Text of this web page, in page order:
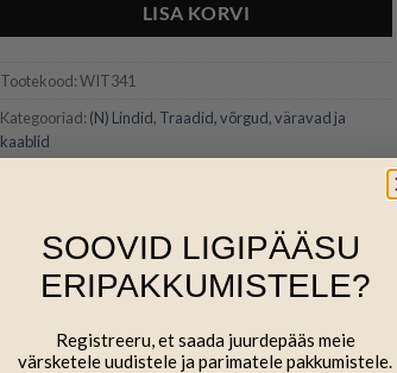
LISA KORVI
Tootekood:WIT341
Kategooriad: (N) Lindid, Traadid, võrgud, väravad ja
kaablid
SOOVID LIGIPÄÄSU
ERIPAKKUMISTELE?
Registreeru, et saada juurdepääs meie
värsketele uudistele ja parimatele pakkumistele.